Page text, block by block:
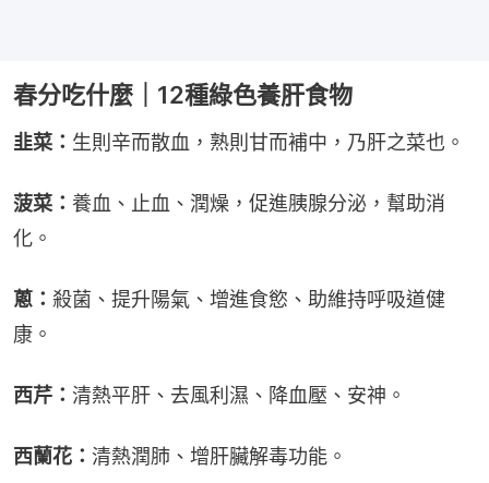
春分吃什麼｜12種綠色養肝食物
韭菜： 生則辛而散血，熟則甘而補中，乃肝之菜也。
菠菜： 養血、止血、潤燥，促進胰腺分泌，幫助消
化。
蔥： 殺菌、提升陽氣、增進食慾、助維持呼吸道健
康。
西芹： 清熱平肝、去風利濕、降血壓、安神。
西蘭花： 清熱潤肺、增肝臟解毒功能。